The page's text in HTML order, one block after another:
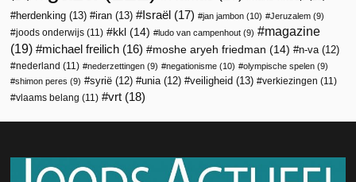
herdenking (13) iran (13) Israël (17) jan jambon (10) Jeruzalem (9)
joods onderwijs (11) kkl (14) ludo van campenhout (9)
magazine
(19)
michael freilich (16) moshe aryeh friedman (14) n-va(12)
nederland (11) nederzettingen (9) negationisme (10) olympische spelen (9)
shimon peres (9) syrië (12) unia(12) veiligheid (13) verkiezingen (11)
vlaams belang (11) vrt (18)